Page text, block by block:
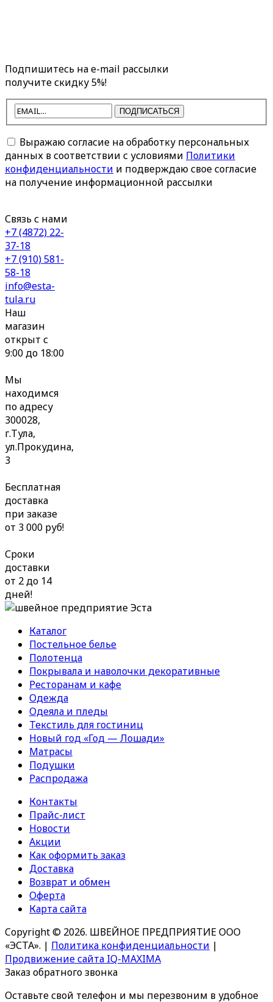
Подпишитесь на e-mail рассылки
получите скидку 5%!
ПОДПИСАТЬСЯ
Выражаю согласие на обработку персональных
данных в соответствии с условиями Политики
конфиденциальности и подверждаю свое согласие
на получение информационной рассылки
Связь с нами
+7 (4872) 22-
37-18
+7 (910) 581-
58-18
info@esta-
tula.ru
Наш
магазин
открыт с
9:00 до 18:00
Мы
находимся
по адресу
300028,
г.Тула,
ул.Прокудина,
3
Бесплатная
доставка
при заказе
от 3 000 руб!
Сроки
доставки
от 2 до 14
дней!
Каталог
Постельное белье
Полотенца
Покрывала и наволочки декоративные
Ресторанам и кафе
Одежда
Одеяла и пледы
Текстиль для гостиниц
Новый год «Год — Лошади»
Матрасы
Подушки
Распродажа
Контакты
Прайс-лист
Новости
Акции
Как оформить заказ
Доставка
Возврат и обмен
Оферта
Карта сайта
Copyright © 2026. ШВЕЙНОЕ ПРЕДПРИЯТИЕ ООО
«ЭСТА». | Политика конфиденциальности |
Продвижение сайта IQ-MAXIMA
Заказ обратного звонка
Оставьте свой телефон и мы перезвоним в удобное